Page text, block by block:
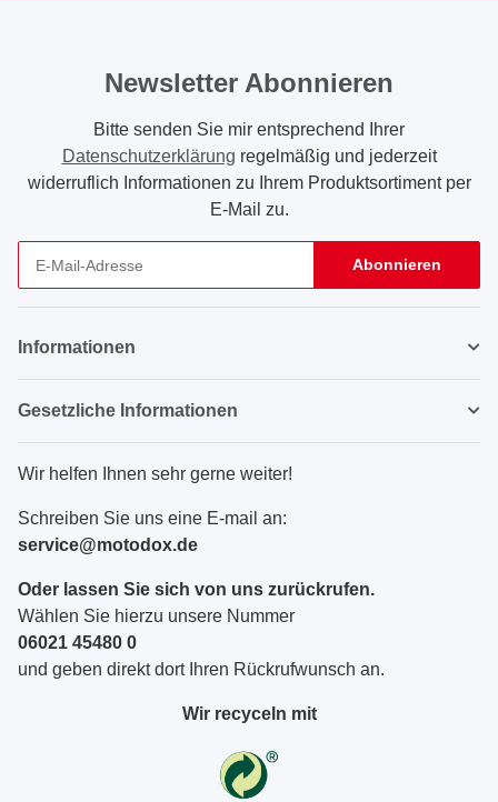
Newsletter Abonnieren
Bitte senden Sie mir entsprechend Ihrer
Datenschutzerklärung regelmäßig und jederzeit
widerruflich Informationen zu Ihrem Produktsortiment per
E-Mail zu.
Abonnieren
Informationen
Gesetzliche Informationen
Wir helfen Ihnen sehr gerne weiter!
Schreiben Sie uns eine E-mail an:
service@motodox.de
Oder lassen Sie sich von uns zurückrufen.
Wählen Sie hierzu unsere Nummer
06021 45480 0
und geben direkt dort Ihren Rückrufwunsch an.
Wir recyceln mit